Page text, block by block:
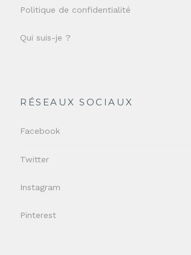
Politique de confidentialité
Qui suis-je ?
RÉSEAUX SOCIAUX
Facebook
Twitter
Instagram
Pinterest